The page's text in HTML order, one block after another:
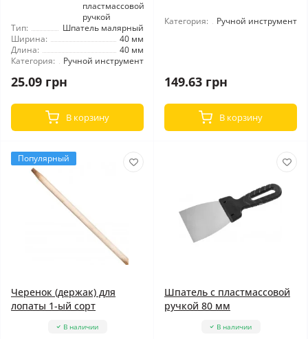
пластмассовой
ручкой
Тип:
Шпатель малярный
Ширина:
40 мм
Длина:
40 мм
Категория:
Ручной инструмент
25.09 грн
В корзину
Категория: Ручной инструмент
149.63 грн
В корзину
Популярный
Черенок (держак) для
лопаты 1-ый сорт
В наличии
Шпатель с пластмассовой
ручкой 80 мм
В наличии